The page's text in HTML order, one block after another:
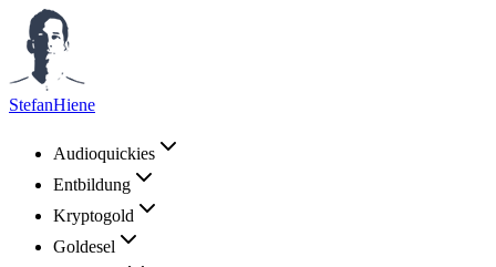
StefanHiene
Audioquickies
Entbildung
Kryptogold
Goldesel